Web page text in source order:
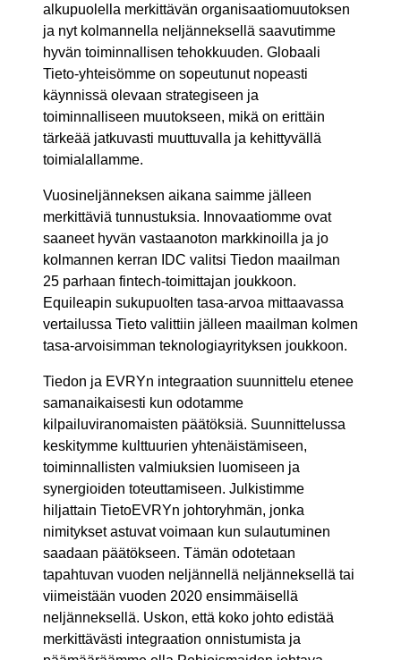
alkupuolella merkittävän organisaatiomuutoksen
ja nyt kolmannella neljänneksellä saavutimme
hyvän toiminnallisen tehokkuuden. Globaali
Tieto-yhteisömme on sopeutunut nopeasti
käynnissä olevaan strategiseen ja
toiminnalliseen muutokseen, mikä on erittäin
tärkeää jatkuvasti muuttuvalla ja kehittyvällä
toimialallamme.
Vuosineljänneksen aikana saimme jälleen
merkittäviä tunnustuksia. Innovaatiomme ovat
saaneet hyvän vastaanoton markkinoilla ja jo
kolmannen kerran IDC valitsi Tiedon maailman
25 parhaan fintech-toimittajan joukkoon.
Equileapin sukupuolten tasa-arvoa mittaavassa
vertailussa Tieto valittiin jälleen maailman kolmen
tasa-arvoisimman teknologiayrityksen joukkoon.
Tiedon ja EVRYn integraation suunnittelu etenee
samanaikaisesti kun odotamme
kilpailuviranomaisten päätöksiä. Suunnittelussa
keskitymme kulttuurien yhtenäistämiseen,
toiminnallisten valmiuksien luomiseen ja
synergioiden toteuttamiseen. Julkistimme
hiljattain TietoEVRYn johtoryhmän, jonka
nimitykset astuvat voimaan kun sulautuminen
saadaan päätökseen. Tämän odotetaan
tapahtuvan vuoden neljännellä neljänneksellä tai
viimeistään vuoden 2020 ensimmäisellä
neljänneksellä. Uskon, että koko johto edistää
merkittävästi integraation onnistumista ja